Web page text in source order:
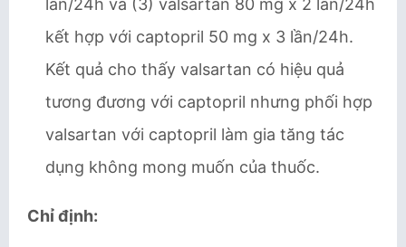
lần/24h và (3) valsartan 80 mg x 2 lần/24h
kết hợp với captopril 50 mg x 3 lần/24h.
Kết quả cho thấy valsartan có hiệu quả
tương đương với captopril nhưng phối hợp
valsartan với captopril làm gia tăng tác
dụng không mong muốn của thuốc.
Chỉ định: